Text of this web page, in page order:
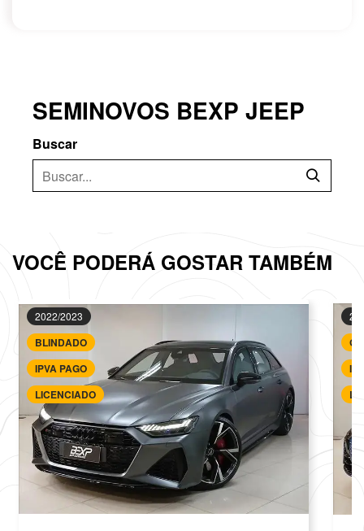
SEMINOVOS BEXP JEEP
Buscar
VOCÊ PODERÁ GOSTAR TAMBÉM
2022/2023
BLINDADO
IPVA PAGO
LICENCIADO